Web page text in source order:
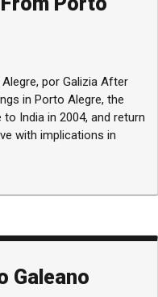
por Galizia After
in Porto Alegre, the
India in 2004, and return
with implications in
Galeano